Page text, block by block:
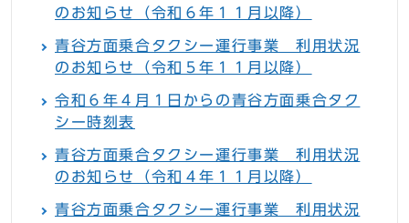
のお知らせ（令和６年１１月以降）
青谷方面乗合タクシー運行事業 利用状況
のお知らせ（令和５年１１月以降）
令和６年４月１日からの青谷方面乗合タク
シー時刻表
青谷方面乗合タクシー運行事業 利用状況
のお知らせ（令和４年１１月以降）
青谷方面乗合タクシー運行事業 利用状況